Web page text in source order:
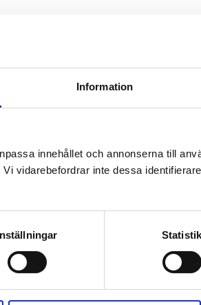
Information
innehållet och annonserna till
vidarebefordrar inte dessa
Statistik